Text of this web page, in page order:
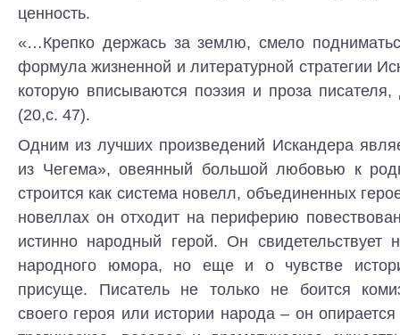
ценность.
«…Крепко держась за землю, смело
формула жизненной и литературной стратегии
которую вписываются поэзия и проза
(20,с. 47).
Одним из лучших произведений Искандера
из Чегема», овеянный большой любовью к
строится как система новелл, объединенных
новеллах он отходит на периферию
истинно народный герой. Он свидетельствует
народного юмора, но еще и о чувстве
присуще. Писатель не только не боится
своего героя или истории народа – он